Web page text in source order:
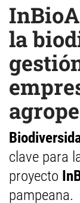
la
clave para
proyecto
pampeana.